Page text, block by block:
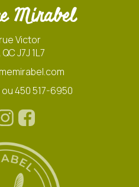
Mirabel
Victor
J7J 1L7
450 517-6950